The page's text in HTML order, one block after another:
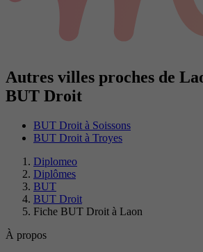
Autres villes proches de
BUT Droit
BUT Droit à Soissons
BUT Droit à Troyes
Diplomeo
Diplômes
BUT
BUT Droit
Fiche BUT Droit à Laon
À propos